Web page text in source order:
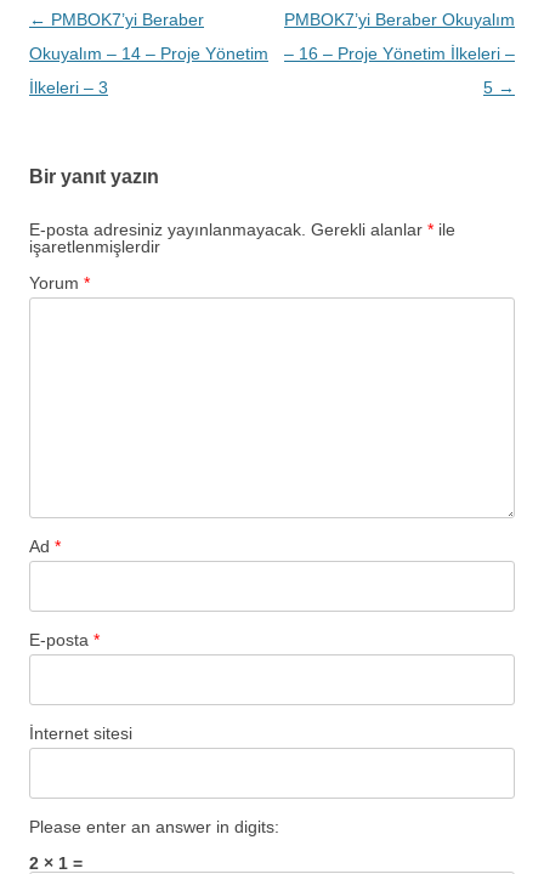
Yazı
dolaşımı
← PMBOK7’yi Beraber
Okuyalım – 14 – Proje Yönetim
İlkeleri – 3
PMBOK7’yi Beraber Okuyalım
– 16 – Proje Yönetim İlkeleri –
5 →
Bir yanıt yazın
E-posta adresiniz yayınlanmayacak. Gerekli alanlar * ile
işaretlenmişlerdir
Yorum *
Ad *
E-posta *
İnternet sitesi
Please enter an answer in digits:
2 × 1 =